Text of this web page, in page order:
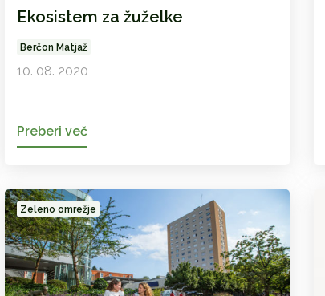
Ekosistem za žuželke
Berčon Matjaž
10. 08. 2020
Preberi več
Zeleno omrežje